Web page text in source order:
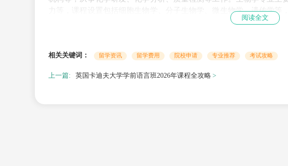
阅读全文
力等，课程设置包括细胞生物学、分子生物学、微生物学、遗传学等
量、实践资源等，确保自己能在专业学习中获得良好的教育和成长。
相关关键词： 留学资讯 留学费用 院校申请 专业推荐 考试攻略
上一篇: 英国卡迪夫大学学前语言班2026年课程全攻略